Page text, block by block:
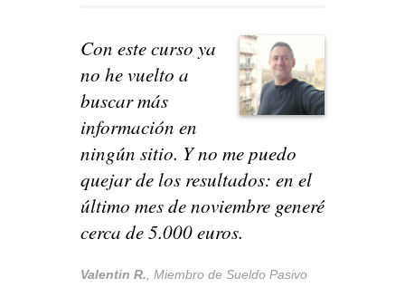
Con este curso ya
no he vuelto a
buscar más
información en
ningún sitio. Y no me puedo
quejar de los resultados: en el
último mes de noviembre generé
cerca de 5.000 euros.
Valentin R. Miembro de Sueldo Pasivo